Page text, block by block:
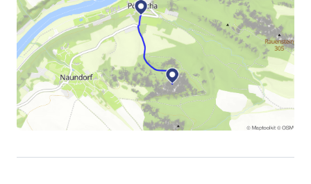
Wald. Dennoch bietet es an einigen Stellen schöne
Aussichten z. B. zur Festung Königstein. Da das
Elbsandsteingebirge reich ist an Felsen mit weit
besseren Aussichten, kann es passieren, dass Ihnen
kaum Wanderer begegnen. Nicht ohne Grund sind
die verborgenen Pfade sparsamer ausgeschildert als
andere Wege.